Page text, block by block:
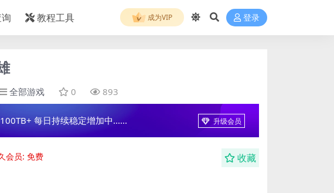
教程工具 成为VIP 登录
全部游戏 0 893
每日持续稳定增加中...... 升级会员
会员:免费 收藏